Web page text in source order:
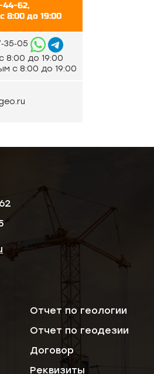
44-62,
8:00 до 19:00
8:00 до 19:00
с 8:00 до 19:00
Отчет по геологии
Отчет по геодезии
Договор
Реквизиты